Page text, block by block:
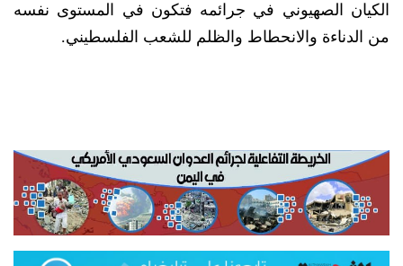
الكيان الصهيوني في جرائمه فتكون في المستوى نفسه
من الدناءة والانحطاط والظلم للشعب الفلسطيني.